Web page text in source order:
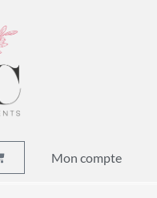
Mon compte